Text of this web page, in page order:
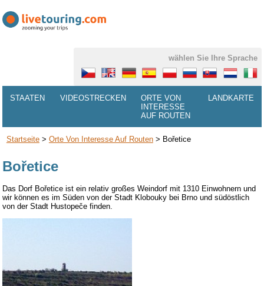
wählen Sie Ihre Sprache
STAATEN VIDEOSTRECKEN
ORTE VON
INTERESSE
AUF ROUTEN
LANDKARTE
Startseite> Orte Von Interesse Auf Routen> Bořetice
Bořetice
Das Dorf Bořetice ist ein relativ großes Weindorf mit 1310 Einwohnern und
wir können esim Süden von der Stadt Klobouky bei Brnound südöstlich
von der Stadt Hustopeče finden